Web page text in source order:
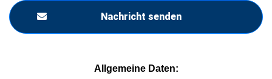
Nachricht senden
Allgemeine Daten: